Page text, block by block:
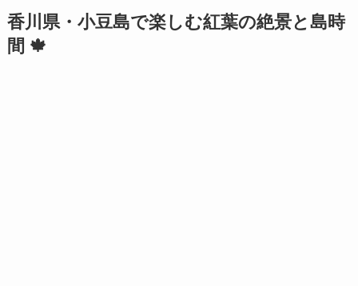
香川県・小豆島で楽しむ紅葉の絶景と島時
間 🍁